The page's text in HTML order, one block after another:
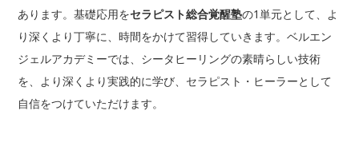
あります。基礎応用をセラピスト総合覚醒塾の1単元として、よ
り深くより丁寧に、時間をかけて習得していきます。ベルエン
ジェルアカデミーでは、シータヒーリングの素晴らしい技術
を、より深くより実践的に学び、セラピスト・ヒーラーとして
自信をつけていただけます。